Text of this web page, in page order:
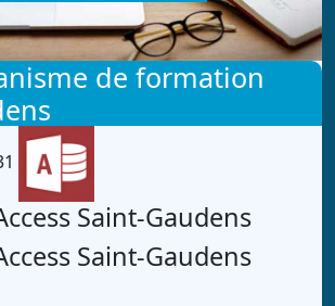
de formation
Saint-Gaudens
Saint-Gaudens